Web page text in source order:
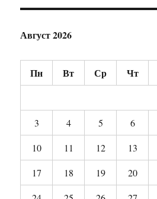
Август 2026
Пн Вт Ср Чт
3
4 5 6
10
11 12 13
17
18 19 20